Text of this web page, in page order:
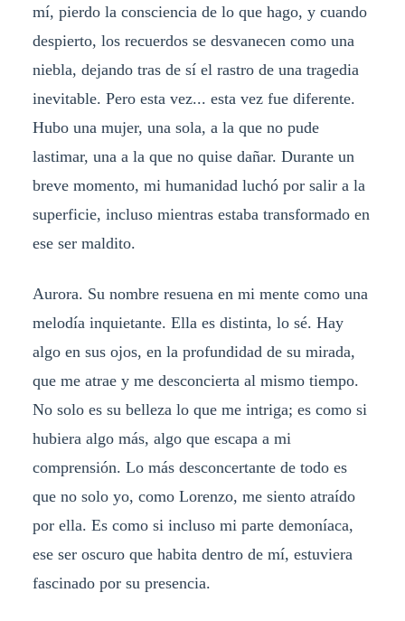
mí, pierdo la consciencia de lo que hago, y cuando
despierto, los recuerdos se desvanecen como una
niebla, dejando tras de sí el rastro de una tragedia
inevitable. Pero esta vez... esta vez fue diferente.
Hubo una mujer, una sola, a la que no pude
lastimar, una a la que no quise dañar. Durante un
breve momento, mi humanidad luchó por salir a la
superficie, incluso mientras estaba transformado en
ese ser maldito.
Aurora. Su nombre resuena en mi mente como una
melodía inquietante. Ella es distinta, lo sé. Hay
algo en sus ojos, en la profundidad de su mirada,
que me atrae y me desconcierta al mismo tiempo.
No solo es su belleza lo que me intriga; es como si
hubiera algo más, algo que escapa a mi
comprensión. Lo más desconcertante de todo es
que no solo yo, como Lorenzo, me siento atraído
por ella. Es como si incluso mi parte demoníaca,
ese ser oscuro que habita dentro de mí, estuviera
fascinado por su presencia.